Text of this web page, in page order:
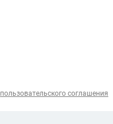
пользовательского соглашения